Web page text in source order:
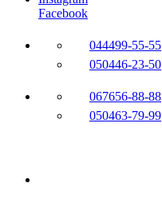
Facebook
044499-55-55
050446-23-50
067656-88-88
050463-79-99